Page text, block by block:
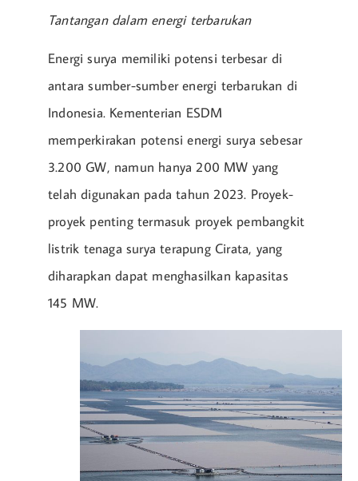
Tantangan dalam energi terbarukan
Energi surya memiliki potensi terbesar di
antara sumber-sumber energi terbarukan di
Indonesia. Kementerian ESDM
memperkirakan potensi energi surya sebesar
3.200 GW, namun hanya 200 MW yang
telah digunakan pada tahun 2023. Proyek-
proyek penting termasuk proyek pembangkit
listrik tenaga surya terapung Cirata, yang
diharapkan dapat menghasilkan kapasitas
145 MW.